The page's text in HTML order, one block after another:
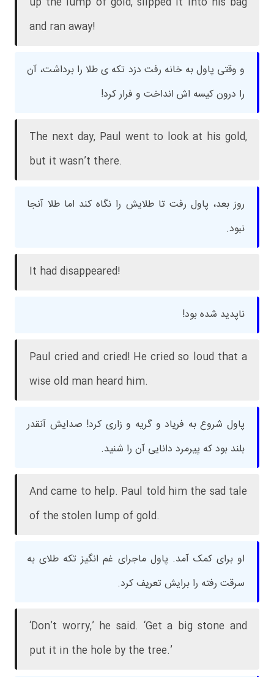
and ran away!
و وقتی پاول به خانه رفت دزد تکه ی طلا را برداشت، آن
را درون کیسه اش انداخت و فرار کرد!
The next day, Paul went to look at his gold,
but it wasn’t there.
روز بعد، پاول رفت تا طلایش را نگاه کند اما طلا آنجا
نبود.
It had disappeared!
ناپدید شده بود!
Paul cried and cried! He cried so loud that a
wise old man heard him.
پاول شروع به فریاد و گریه و زاری کرد! صدایش آنقدر
بلند بود که پیرمرد دانایی آن را شنید.
And came to help. Paul told him the sad tale
of the stolen lump of gold.
او برای کمک آمد. پاول ماجرای غم انگیز تکه طلای به
سرقت رفته را برایش تعریف کرد.
‘Don’t worry,’ he said. ‘Get a big stone and
put it in the hole by the tree.’